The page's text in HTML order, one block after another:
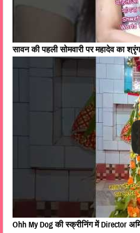
सावन की पहली सोमवारी पर महादेव का
Ohh My Dog की स्क्रीनिंग में Director